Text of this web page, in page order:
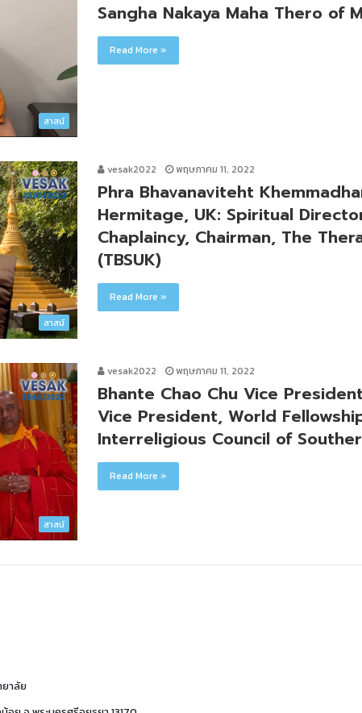
สาสน์
Sangha Nakaya Maha Thero of
Read More »
สาสน์
vesak2022 พฤษภาคม 11, 2022
Phra Bhavanaviteht
Hermitage, UK: Spiritual
Chaplaincy, Chairman, The
(TBSUK)
Read More »
สาสน์
vesak2022 พฤษภาคม 11, 2022
Bhante Chao Chu Vice
Vice President, World
Interreligious Council of
Read More »
าลัย